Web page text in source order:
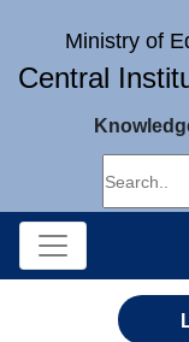
Ministry of
Central